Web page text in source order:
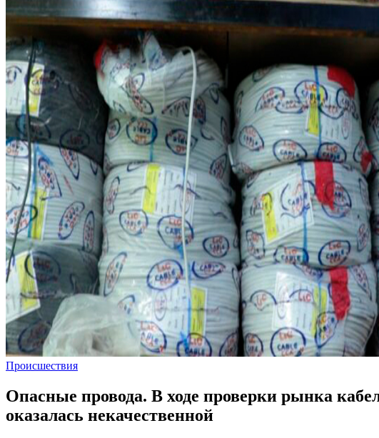
Происшествия
Опасные провода. В ходе проверки рынка
оказалась некачественной